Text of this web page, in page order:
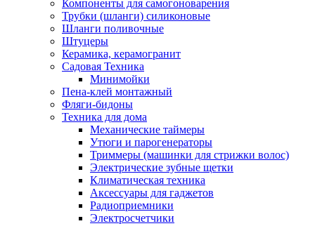
Компоненты для самогоноварения
Трубки (шланги) силиконовые
Шланги поливочные
Штуцеры
Керамика, керамогранит
Садовая Техника
Минимойки
Пена-клей монтажный
Фляги-бидоны
Техника для дома
Механические таймеры
Утюги и парогенераторы
Триммеры (машинки для стрижки волос)
Электрические зубные щетки
Климатическая техника
Аксессуары для гаджетов
Радиоприемники
Электросчетчики